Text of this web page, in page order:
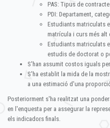
PAS: Tipus de
PDI: Departament,
Estudiants matriculats
matrícula i curs més alt
Estudiants matriculats
estudis de doctorat o
S'han assumit costos iguals
S'ha establit la mida de la
a una estimació d'una
Posteriorment s'ha realitzat una
en l'enquesta per a assegurar la
els indicadors finals.